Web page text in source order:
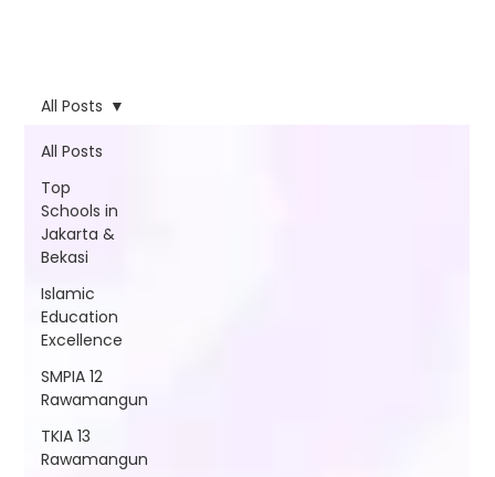
All Posts
Top
Schools in
Jakarta &
Bekasi
Islamic
Education
Excellence
SMPIA 12
Rawamangun
TKIA 13
Rawamangun
All Posts